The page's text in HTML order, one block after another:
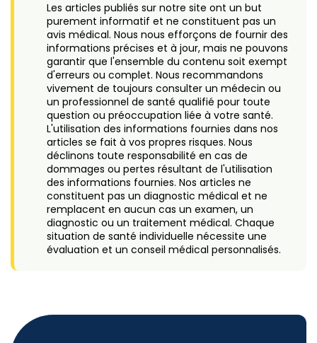
Les articles publiés sur notre site ont un but
purement informatif et ne constituent pas un
avis médical. Nous nous efforçons de fournir des
informations précises et à jour, mais ne pouvons
garantir que l'ensemble du contenu soit exempt
d'erreurs ou complet. Nous recommandons
vivement de toujours consulter un médecin ou
un professionnel de santé qualifié pour toute
question ou préoccupation liée à votre santé.
L'utilisation des informations fournies dans nos
articles se fait à vos propres risques. Nous
déclinons toute responsabilité en cas de
dommages ou pertes résultant de l'utilisation
des informations fournies. Nos articles ne
constituent pas un diagnostic médical et ne
remplacent en aucun cas un examen, un
diagnostic ou un traitement médical. Chaque
situation de santé individuelle nécessite une
évaluation et un conseil médical personnalisés.